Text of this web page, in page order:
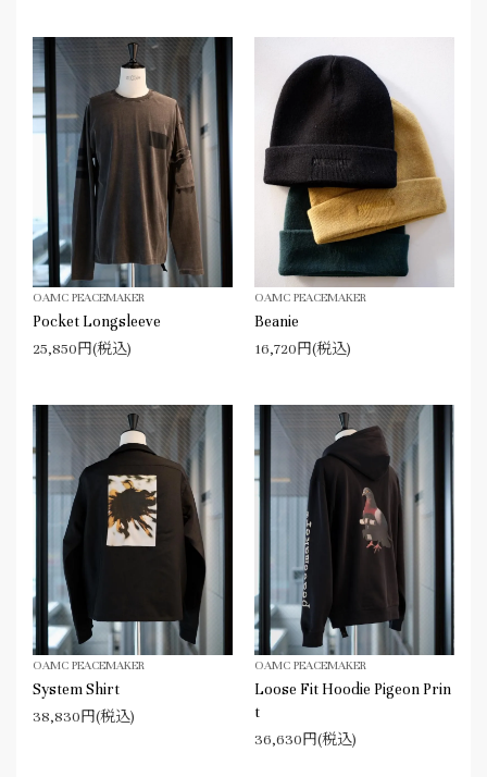
OAMC PEACEMAKER
Pocket Longsleeve
25,850円(税込)
OAMC PEACEMAKER
Beanie
16,720円(税込)
OAMC PEACEMAKER
System Shirt
38,830円(税込)
OAMC PEACEMAKER
Loose Fit Hoodie Pigeon Prin
t
36,630円(税込)